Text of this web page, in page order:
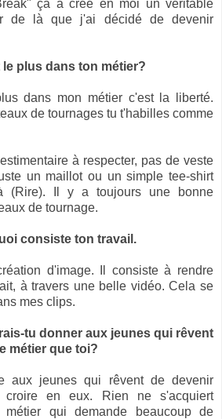
ça a créé en moi un véritable
de là que j'ai décidé de devenir
le plus dans ton métier?
dans mon métier c'est la liberté.
de tournages tu t'habilles comme
à respecter, pas de veste
un maillot ou un simple tee-shirt
(Rire). Il y a toujours une bonne
de tournage.
consiste ton travail.
d'image. Il consiste à rendre
à travers une belle vidéo. Cela se
mes clips.
tu donner aux jeunes qui rêvent
métier que toi?
aux jeunes qui rêvent de devenir
croire en eux. Rien ne s'acquiert
métier qui demande beaucoup de